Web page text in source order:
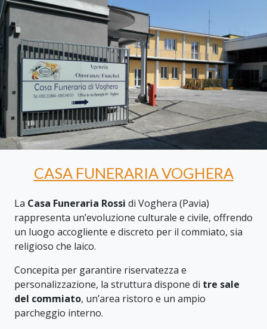
CASA FUNERARIA VOGHERA
La Casa Funeraria Rossi di Voghera (Pavia)
rappresenta un’evoluzione culturale e civile, offrendo
un luogo accogliente e discreto per il commiato, sia
religioso che laico.
Concepita per garantire riservatezza e
personalizzazione, la struttura dispone di tre sale
del commiato, un’area ristoro e un ampio
parcheggio interno.